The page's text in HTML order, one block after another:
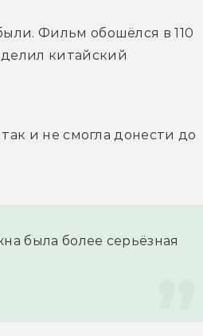
Фильм обошёлся в 110
китайский
и не смогла донести до
была более серьёзная